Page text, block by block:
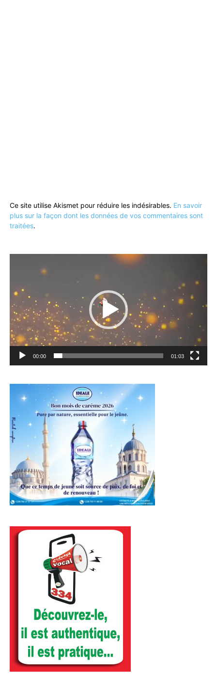
Ce site utilise Akismet pour réduire les indésirables. En savoir
plus sur la façon dont les données de vos commentaires sont
traitées.
00:00 01:03